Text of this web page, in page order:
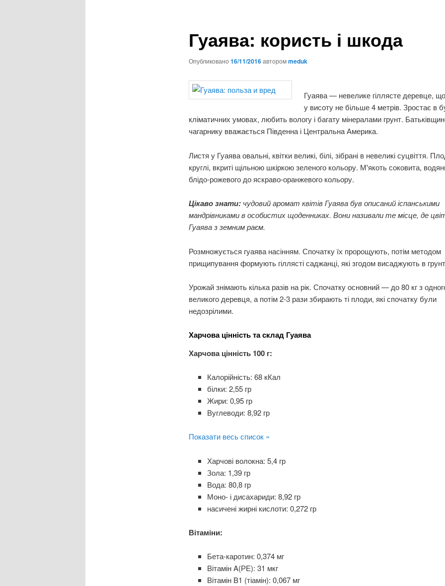
Гуаява: користь і шкода
Опубликовано 16/11/2016авторомmeduk
Гуаява — невелике гіллясте деревце,
у висоту не більше 4 метрів. Зростає в
кліматичних умовах, любить вологу і багату мінералами грунт.
чагарнику вважається Південна і Центральна Америка.
Листя у Гуаява овальні, квітки великі, білі, зібрані в невеликі суцвіття.
круглі, вкриті щільною шкіркою зеленого кольору. М'якоть соковита,
блідо-рожевого до яскраво-оранжевого кольору.
Цікаво знати: чудовий аромат квітів Гуаява був описаний іспанськими
мандрівниками в особистих щоденниках. Вони називали те місце, де
Гуаява з земним раєм.
Розмножується гуаява насінням. Спочатку їх пророщують, потім методом
прищипування формують гіллясті саджанці, які згодом висаджують в
Урожай знімають кілька разів на рік. Спочатку основний — до 80 кг з
великого деревця, а потім 2-3 рази збирають ті плоди, які спочатку були
недозрілими.
Харчова цінність та склад Гуаява
Харчова цінність 100 г:
Калорійність: 68 кКал
білки: 2,55 гр
Жири: 0,95 гр
Вуглеводи: 8,92 гр
Показати весь список »
Харчові волокна: 5,4 гр
Зола: 1,39 гр
Вода: 80,8 гр
Моно- і дисахариди: 8,92 гр
насичені жирні кислоти: 0,272 гр
Вітаміни:
Бета-каротин: 0,374 мг
Вітамін A(РЕ): 31 мкг
Вітамін B1 (тіамін): 0,067 мг